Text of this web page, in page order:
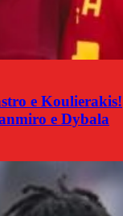
e Koulierakis!
e Dybala